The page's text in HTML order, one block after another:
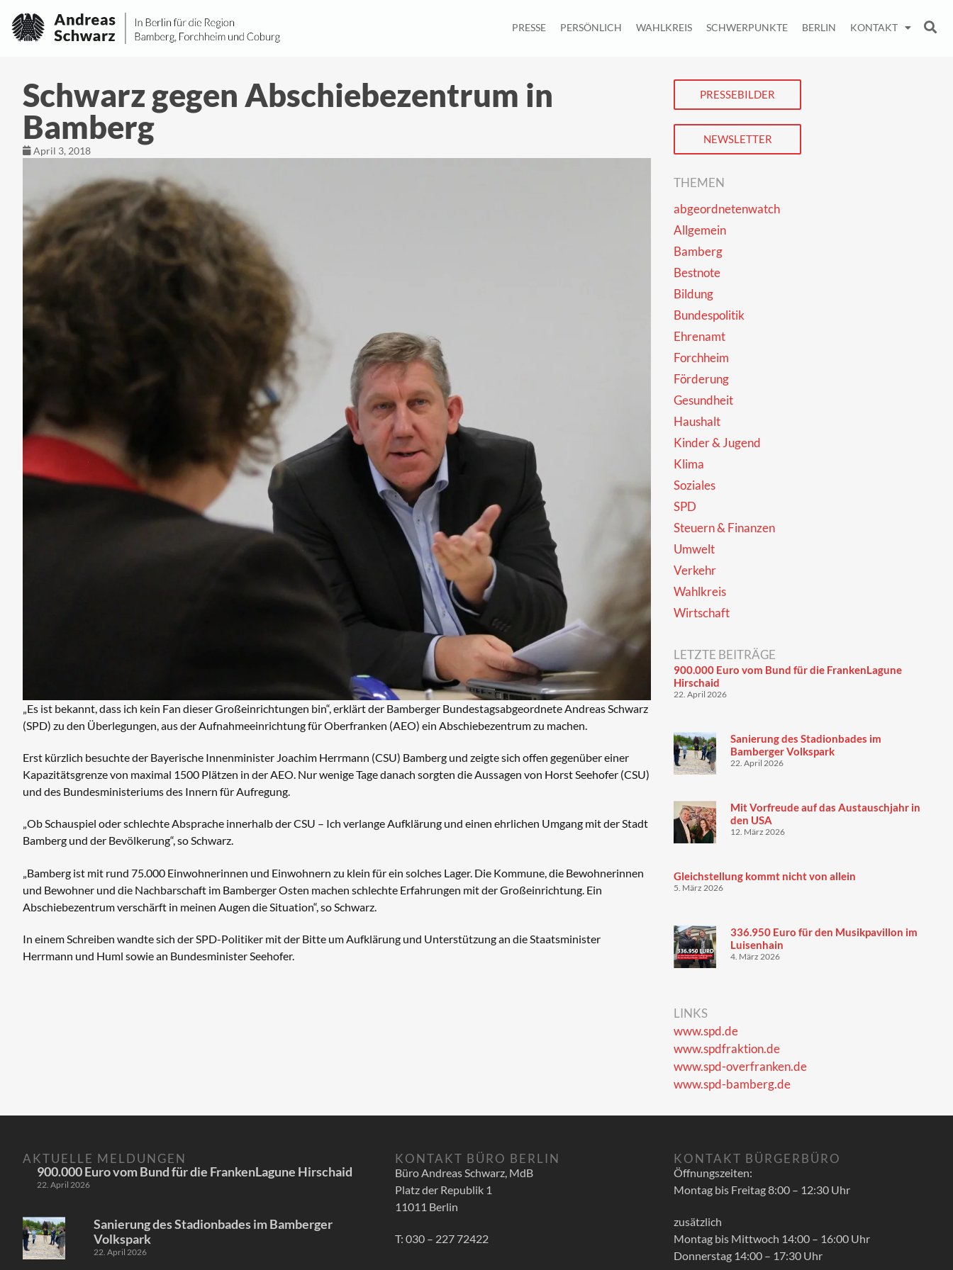
PRESSE PERSÖNLICH WAHLKREIS SCHWERPUNKTE BERLIN KONTAKT
Schwarz gegen Abschiebezentrum in
Bamberg
April 3, 2018
„Es ist bekannt, dass ich kein Fan dieser Großeinrichtungen bin“, erklärt der Bamberger Bundestagsabgeordnete Andreas Schwarz
(SPD) zu den Überlegungen, aus der Aufnahmeeinrichtung für Oberfranken (AEO) ein Abschiebezentrum zu machen.
Erst kürzlich besuchte der Bayerische Innenminister Joachim Herrmann (CSU) Bamberg und zeigte sich offen gegenüber einer
Kapazitätsgrenze von maximal 1500 Plätzen in der AEO. Nur wenige Tage danach sorgten die Aussagen von Horst Seehofer (CSU)
und des Bundesministeriums des Innern für Aufregung.
„Ob Schauspiel oder schlechte Absprache innerhalb der CSU – Ich verlange Aufklärung und einen ehrlichen Umgang mit der Stadt
Bamberg und der Bevölkerung“, so Schwarz.
„Bamberg ist mit rund 75.000 Einwohnerinnen und Einwohnern zu klein für ein solches Lager. Die Kommune, die Bewohnerinnen
und Bewohner und die Nachbarschaft im Bamberger Osten machen schlechte Erfahrungen mit der Großeinrichtung. Ein
Abschiebezentrum verschärft in meinen Augen die Situation“, so Schwarz.
In einem Schreiben wandte sich der SPD-Politiker mit der Bitte um Aufklärung und Unterstützung an die Staatsminister
Herrmann und Huml sowie an Bundesminister Seehofer.
PRESSEBILDER
NEWSLETTER
THEMEN
abgeordnetenwatch
Allgemein
Bamberg
Bestnote
Bildung
Bundespolitik
Ehrenamt
Forchheim
Förderung
Gesundheit
Haushalt
Kinder & Jugend
Klima
Soziales
SPD
Steuern & Finanzen
Umwelt
Verkehr
Wahlkreis
Wirtschaft
LETZTE BEITRÄGE
900.000 Euro vom Bund für die FrankenLagune
Hirschaid
22. April 2026
Sanierung des Stadionbades im
Bamberger Volkspark
22. April 2026
Mit Vorfreude auf das Austauschjahr in
den USA
12. März 2026
Gleichstellung kommt nicht von allein
5. März 2026
336.950 Euro für den Musikpavillon im
Luisenhain
4. März 2026
LINKS
www.spd.de
www.spdfraktion.de
www.spd-overfranken.de
www.spd-bamberg.de
AKTUELLE MELDUNGEN
900.000 Euro vom Bund für die FrankenLagune Hirschaid
22. April 2026
Sanierung des Stadionbades im Bamberger
Volkspark
22. April 2026
KONTAKT BÜRO BERLIN
Büro Andreas Schwarz, MdB
Platz der Republik 1
11011 Berlin
T: 030 – 227 72422
KONTAKT BÜRGERBÜRO
Öffnungszeiten:
Montag bis Freitag 8:00 – 12:30 Uhr
zusätzlich
Montag bis Mittwoch 14:00 – 16:00 Uhr
Donnerstag 14:00 – 17:30 Uhr